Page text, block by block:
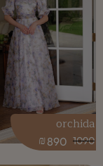
1090
890
₪
orchida